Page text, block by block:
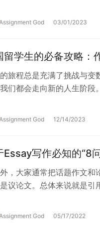
Assignment God 03/01/2023
留学生的必备攻略：
旅程总是充满了挑战与
们都会走向新的人生阶段
Assignment God 12/14/2023
Essay写作必知的“8
，大家通常把话题作文和
议论文。总体来说就是引
God 05/17/2022